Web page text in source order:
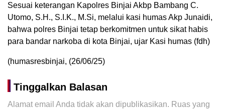
Sesuai keterangan Kapolres Binjai Akbp Bambang C.
Utomo, S.H., S.I.K., M.Si, melalui kasi humas Akp Junaidi,
bahwa polres Binjai tetap berkomitmen untuk sikat habis
para bandar narkoba di kota Binjai, ujar Kasi humas (fdh)
(humasresbinjai, (26/06/25)
Tinggalkan Balasan
Alamat email Anda tidak akan dipublikasikan. Ruas yang